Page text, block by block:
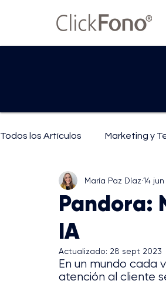
Todos los Artículos Marketing y
IA y Tecnología Mejoras y
Pandora:
IA
María Paz Díaz 14
Actualizado: 28 sept 2023
En un mundo cada
atención al cliente